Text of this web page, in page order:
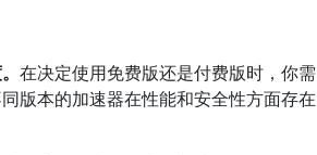
在决定使用免费版还是付费版时，你需
版本的加速器在性能和安全性方面存在